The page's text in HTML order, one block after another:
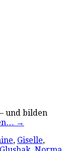
und bilden
→
, Giselle,